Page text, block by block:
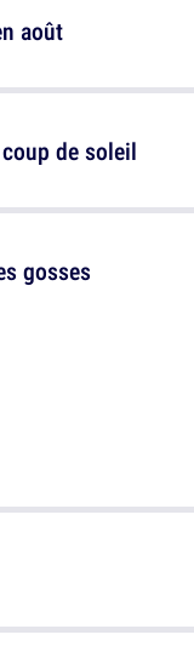
de soleil
août
gosses